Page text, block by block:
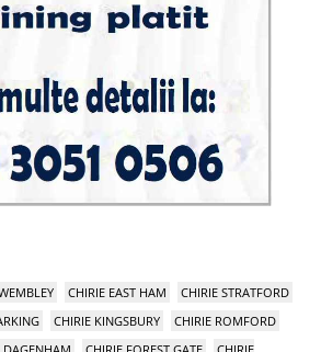
CHIRIE EAST HAM
CHIRIE STRATFORD
CHIRIE KINGSBURY
CHIRIE ROMFORD